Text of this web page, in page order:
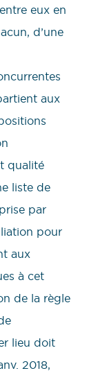
eux en
d’une
aux
qualité
liste de
par
pour
aux
à cet
de la règle
lieu doit
2018,